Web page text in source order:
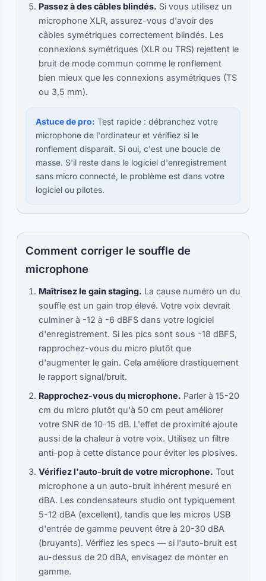
Passez à des câbles blindés. Si vous utilisez un
microphone XLR, assurez-vous d'avoir des
câbles symétriques correctement blindés. Les
connexions symétriques (XLR ou TRS) rejettent le
bruit de mode commun comme le ronflement
bien mieux que les connexions asymétriques (TS
ou 3,5 mm).
Astuce de pro: Test rapide : débranchez votre
microphone de l'ordinateur et vérifiez si le
ronflement disparaît. Si oui, c'est une boucle de
masse. S'il reste dans le logiciel d'enregistrement
sans micro connecté, le problème est dans votre
logiciel ou pilotes.
Comment corriger le souffle de
microphone
Maîtrisez le gain staging. La cause numéro un du
souffle est un gain trop élevé. Votre voix devrait
culminer à -12 à -6 dBFS dans votre logiciel
d'enregistrement. Si les pics sont sous -18 dBFS,
rapprochez-vous du micro plutôt que
d'augmenter le gain. Cela améliore drastiquement
le rapport signal/bruit.
Rapprochez-vous du microphone. Parler à 15-20
cm du micro plutôt qu'à 50 cm peut améliorer
votre SNR de 10-15 dB. L'effet de proximité ajoute
aussi de la chaleur à votre voix. Utilisez un filtre
anti-pop à cette distance pour éviter les plosives.
Vérifiez l'auto-bruit de votre microphone. Tout
microphone a un auto-bruit inhérent mesuré en
dBA. Les condensateurs studio ont typiquement
5-12 dBA (excellent), tandis que les micros USB
d'entrée de gamme peuvent être à 20-30 dBA
(bruyants). Vérifiez les specs — si l'auto-bruit est
au-dessus de 20 dBA, envisagez de monter en
gamme.